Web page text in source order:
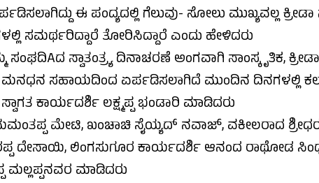
ಈ ಪಂದ್ಯದಲ್ಲಿ ಗೆಲುವು- ಸೋಲು ಮುಖ್ಯವಲ್ಲ
ಸಮರ್ಥರಿದ್ದಾರೆ ತೋರಿಸಿದ್ದಾರೆ ಎಂದು ಹೇಳಿದರು
ಸ್ವಾತಂತ್ರ‍್ಯ ದಿನಾಚರಣೆ ಅಂಗವಾಗಿ ಸಾಂಸ್ಕೃತಿಕ,
ಮನಧನ ಸಹಾಯದಿಂದ ಏರ್ಪಡಿಸಲಾಗಿದೆ ಮುಂದಿನ ದಿನಗಳಲ್ಲಿ
ಕಾರ್ಯದರ್ಶಿ ಲಕ್ಷ್ಮಪ್ಪ ಭಂಡಾರಿ ಮಾಡಿದರು
ಮೇಟಿ, ಖಂಚಾಚಿ ಸೈಯ್ಯದ್ ನವಾಜ್, ವಕೀಲರಾದ
ದೇಸಾಯಿ, ಲಿಂಗಸುಗೂರ ಕಾರ್ಯದರ್ಶಿ ಆನಂದ ರಾಥೋಡ
ಮಲ್ಲಪ್ಪನವರ ಮಾಡಿದರು